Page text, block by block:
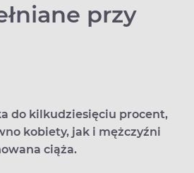
przy
do kilkudziesięciu procent,
kobiety, jak i mężczyźni
ciąża.